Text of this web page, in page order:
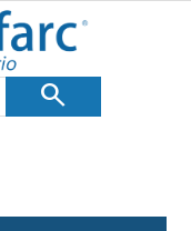
search